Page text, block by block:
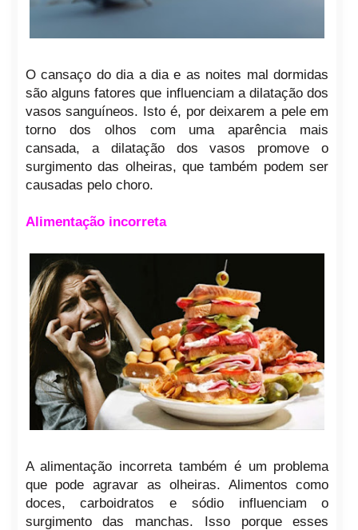
O cansaço do dia a dia e as noites mal dormidas
são alguns fatores que influenciam a dilatação dos
vasos sanguíneos. Isto é, por deixarem a pele em
torno dos olhos com uma aparência mais
cansada, a dilatação dos vasos promove o
surgimento das olheiras, que também podem ser
causadas pelo choro.
Alimentação incorreta
A alimentação incorreta também é um problema
que pode agravar as olheiras. Alimentos como
doces, carboidratos e sódio influenciam o
surgimento das manchas. Isso porque esses